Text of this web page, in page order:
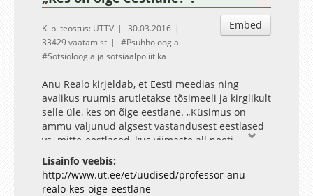
Embed
Klipi teostus: UTTV
30.03.2016
33429 vaatamist
Psühholoogia
Sotsioloogia ja sotsiaalpoliitika
Anu Realo kirjeldab, et Eesti meedias ning
avalikus ruumis arutletakse tõsimeeli ja kirglikult
selle üle, kes on õige eestlane. „Küsimus on
ammu väljunud algsest vastandusest eestlased
vs. mitte-eestlased, kus viimaste all peeti
peamiselt silmas Eesti venekeelset elanikkonda,“
arutles Realo.
Modereerib Sotsiaalteaduste valdkonna teadus-
Lisainfo veebis:
http://www.ut.ee/et/uudised/professor-anu-
realo-kes-oige-eestlane